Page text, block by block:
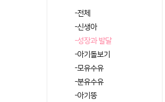
-전체
-신생아
-성장과 발달
-아기돌보기
-모유수유
-분유수유
-아기똥